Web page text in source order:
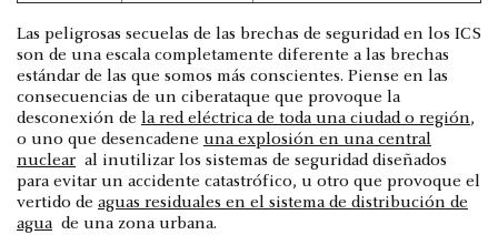
Las peligrosas secuelas de las brechas de seguridad en los ICS
son de una escala completamente diferente a las brechas
estándar de las que somos más conscientes. Piense en las
consecuencias de un ciberataque que provoque la
desconexión de la red eléctrica de toda una ciudad o región,
o uno que desencadene una explosión en una central
nuclear al inutilizar los sistemas de seguridad diseñados
para evitar un accidente catastrófico, u otro que provoque el
vertido de aguas residuales en el sistema de distribución de
agua de una zona urbana.